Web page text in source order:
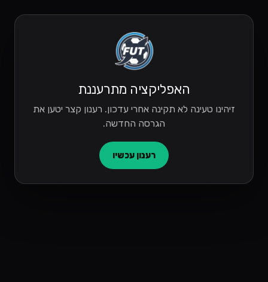
האפליקציה מתרעננת
זיהינו טעינה לא תקינה אחרי עדכון. רענון קצר יטען את
הגרסה החדשה.
רענון עכשיו